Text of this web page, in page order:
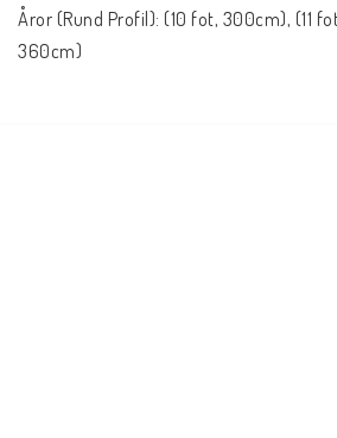
Åror (Rund Profil): (10 fot, 300cm), (11
360cm)